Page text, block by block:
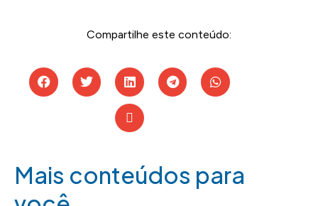
Compartilhe este conteúdo:
Mais conteúdos para